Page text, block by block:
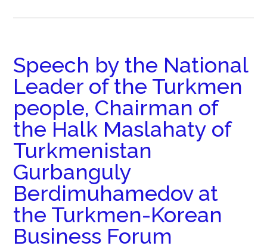
Speech by the National
Leader of the Turkmen
people, Chairman of
the Halk Maslahaty of
Turkmenistan
Gurbanguly
Berdimuhamedov at
the Turkmen-Korean
Business Forum